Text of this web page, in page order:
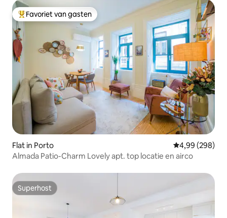
Topfavoriet van gasten
Favoriet van gasten
Flat in Porto Gemiddelde
4,99 (298)
Almada Patio-Charm Lovely apt. top locatie en airco
Superhost
Superhost